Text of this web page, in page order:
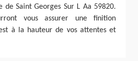
de Saint Georges Sur L Aa 59820.
vous assurer une finition
à la hauteur de vos attentes et